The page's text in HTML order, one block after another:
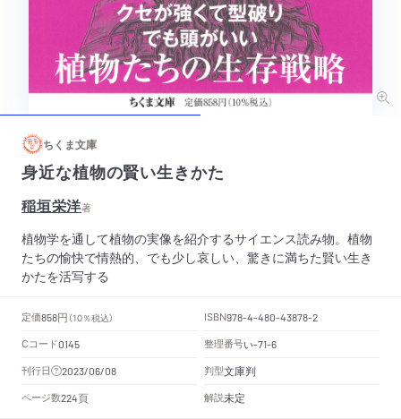
ちくま文庫
身近な植物の賢い生きかた
稲垣栄洋著
植物学を通して植物の実像を紹介するサイエンス読み物。植物
たちの愉快で情熱的、でも少し哀しい、驚きに満ちた賢い生き
かたを活写する
定価858円 （10％税込） ISBN978-4-480-43878-2
Cコード0145 整理番号い-71-6
刊行日 2023/06/08 判型文庫判
ページ数224頁 解説未定